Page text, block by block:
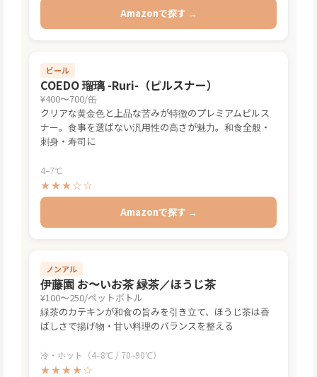
Amazonで探す →
ビール
COEDO 瑠璃 -Ruri-（ピルスナー）
¥400〜700/缶
クリアな黄金色と上品な苦みが特徴のプレミアムピルス
ナー。食事を選ばない汎用性の高さが魅力。和食全般・
刺身・寿司に
4–7℃
★★★☆☆
Amazonで探す →
ノンアル
伊藤園 お〜いお茶 緑茶／ほうじ茶
¥100〜250/ペットボトル
緑茶のカテキンが和食の旨みを引き立て、ほうじ茶は香
ばしさで揚げ物・甘い料理のバランスを整える
冷・ホット（4–8℃ / 70–90℃）
★★★★☆